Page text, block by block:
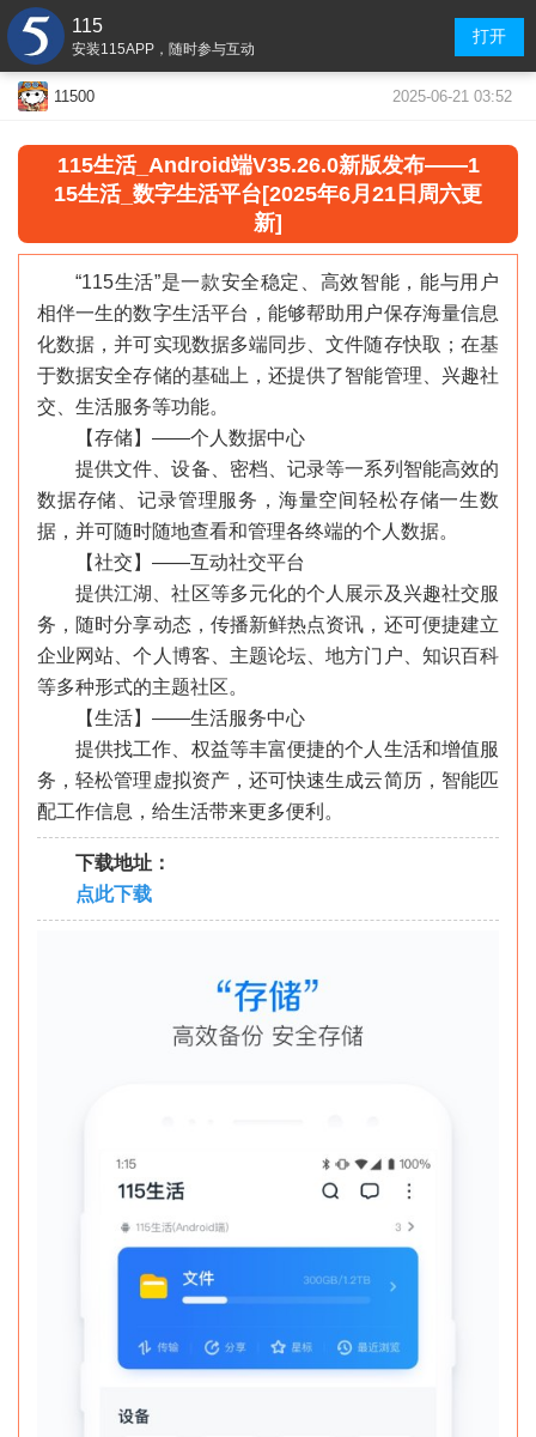
115
安装115APP，随时参与互动
打开
11500 2025-06-21 03:52
115生活_Android端V35.26.0新版发布——1
15生活_数字生活平台 [2025年6月21日周六更
新]
“115生活”是一款安全稳定、高效智能，能与用户
相伴一生的数字生活平台，能够帮助用户保存海量信息
化数据，并可实现数据多端同步、文件随存快取；在基
于数据安全存储的基础上，还提供了智能管理、兴趣社
交、生活服务等功能。
【存储】——个人数据中心
提供文件、设备、密档、记录等一系列智能高效的
数据存储、记录管理服务，海量空间轻松存储一生数
据，并可随时随地查看和管理各终端的个人数据。
【社交】——互动社交平台
提供江湖、社区等多元化的个人展示及兴趣社交服
务，随时分享动态，传播新鲜热点资讯，还可便捷建立
企业网站、个人博客、主题论坛、地方门户、知识百科
等多种形式的主题社区。
【生活】——生活服务中心
提供找工作、权益等丰富便捷的个人生活和增值服
务，轻松管理虚拟资产，还可快速生成云简历，智能匹
配工作信息，给生活带来更多便利。
下载地址：
点此下载